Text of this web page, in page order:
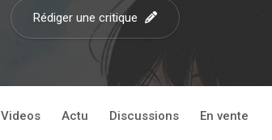
Rédiger une critique
Videos Actu Discussions En vente